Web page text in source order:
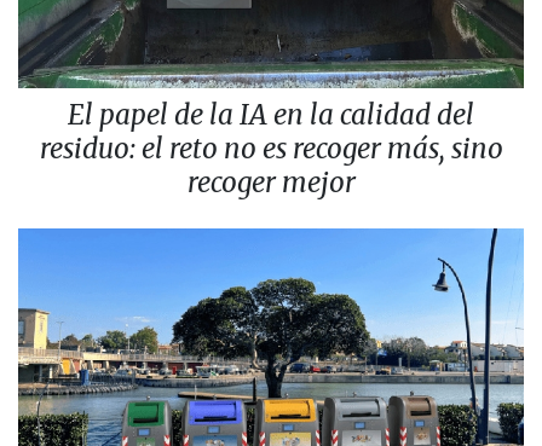
El papel de la IA en la calidad del
residuo: el reto no es recoger más, sino
recoger mejor